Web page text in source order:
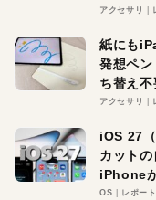
アクセサリ
紙にも
発想ペ
ち替え不
アクセサリ
iOS 27
カットの
iPhone
OS レポート